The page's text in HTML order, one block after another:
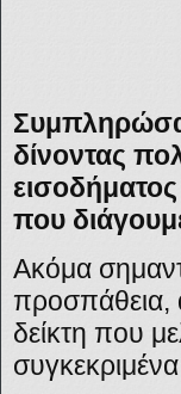
δίνοντας
που
Ακόμα
προσπάθεια,
δείκτη που